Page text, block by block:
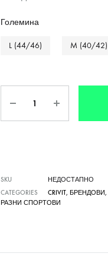
Големина
L (44/46) M (40/42)
SKU
НЕДОСТАПНО
CATEGORIES
CRIVIT, БРЕНДОВИ,
РАЗНИ СПОРТОВИ